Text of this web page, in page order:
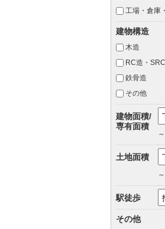
工場・倉庫
建物構造
木造
RC造・
鉄骨造
その他
建物面積/
専有面積
～
土地面積
～
駅徒歩
その他